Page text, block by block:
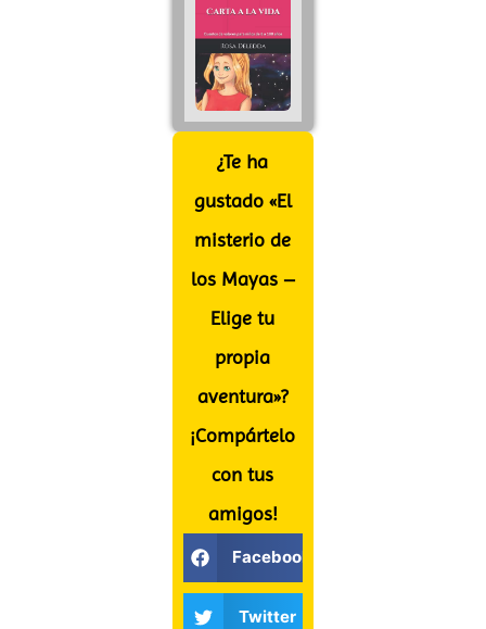
¿Te ha
gustado «El
misterio de
los Mayas –
Elige tu
propia
aventura»?
¡Compártelo
con tus
amigos!
Facebook
Twitter